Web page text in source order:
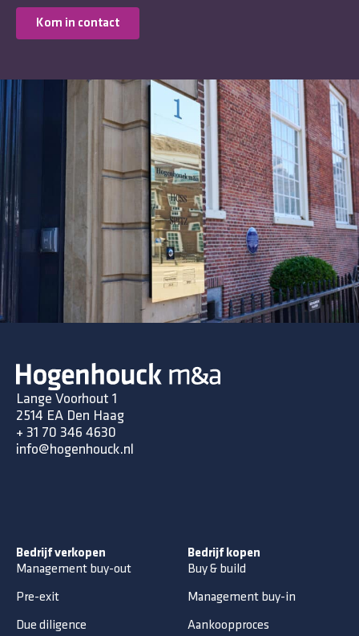
Kom in contact
Lange Voorhout 1
2514 EA Den Haag
+ 31 70 346 4630
info@hogenhouck.nl
Bedrijf verkopen
Management buy-out
Pre-exit
Due diligence
Bedrijf kopen
Buy & build
Management buy-in
Aankoopproces